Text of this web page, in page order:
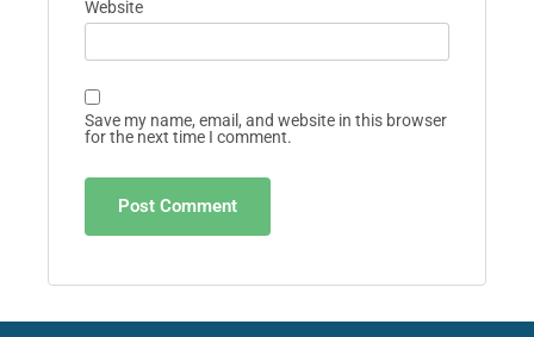
Website
Save my name, email, and website in this browser
for the next time I comment.